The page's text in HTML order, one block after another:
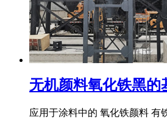
无机颜料氧化铁黑的
应用于涂料中的 氧化铁颜料 有